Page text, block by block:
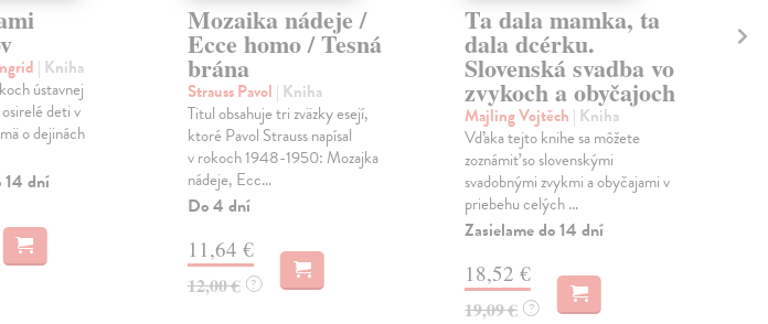
| Kniha
ústavnej
deti v
o dejinách
14 dní
Mozaika nádeje /
Ecce homo / Tesná
brána
Strauss Pavol | Kniha
Titul obsahuje tri zväzky esejí,
ktoré Pavol Strauss napísal
v rokoch 1948-1950: Mozajka
nádeje, Ecc...
Do 4 dní
11,64 €
12,00 € ?
Ta dala mamka, ta
dala dcérku.
Slovenská svadba vo
zvykoch a obyčajoch
Majling Vojtěch | Kniha
Vďaka tejto knihe sa môžete
zoznámiť so slovenskými
svadobnými zvykmi a obyčajami v
priebehu celých ...
Zasielame do 14 dní
18,52 €
19,09 € ?